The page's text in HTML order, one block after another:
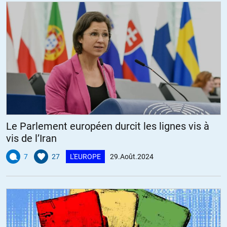
d’une « langue sémitique » – selon la définition des dictionnaires
quant à la CIJ, ne pas oublier que la grande majorité des états
membres de l’ONU sont en accord avec sa décision, et que TOUS les
autres devraient se méfier de leur déni, qui ne peut pas déboucher
sur quoi que ce soit de positif à terme
en attendant, ça en fait des victimes du suprémacisme occidental !
c’est à elles que va mon soutien./
Fritz //01.09.2024 à 12h38
Les victimes de l’antisémitisme dans les années 1930 et 40 étaient
les Juifs européens, notamment les Ashkénazes. Nous sommes en
2024. Les premières victimes de l’antisémitisme aujourd’hui sont
un peuple sémite décimé dans son ghetto de Gaza, j’ai nommé : le
peuple palestinien.
Le Parlement européen durcit les lignes vis à
vis de l’Iran
7 27 L'EUROPE 29.Août.2024